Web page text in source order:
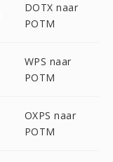
DOTX naar
POTM
WPS naar
POTM
OXPS naar
POTM